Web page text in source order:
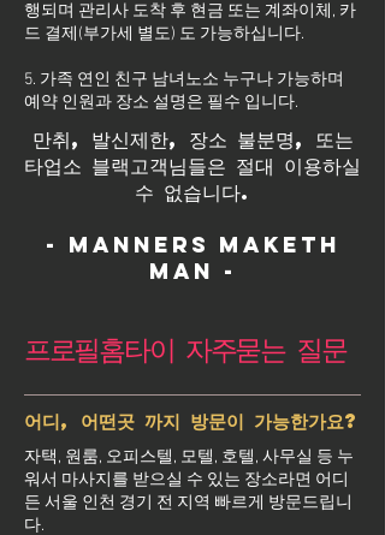
행되며 관리사 도착 후 현금 또는 계좌이체, 카
드 결제(부가세 별도) 도 가능하십니다.
5. 가족 연인 친구 남녀노소 누구나 가능하며
예약 인원과 장소 설명은 필수 입니다.
만취, 발신제한, 장소 불분명, 또는
타업소 블랙고객님들은 절대 이용하실
수 없습니다.
- Manners maketh
man -
프로필홈타이 자주묻는 질문
어디, 어떤곳 까지 방문이 가능한가요?
자택, 원룸, 오피스텔, 모텔, 호텔, 사무실 등 누
워서 마사지를 받으실 수 있는 장소라면 어디
든 서울 인천 경기 전 지역 빠르게 방문드립니
다.